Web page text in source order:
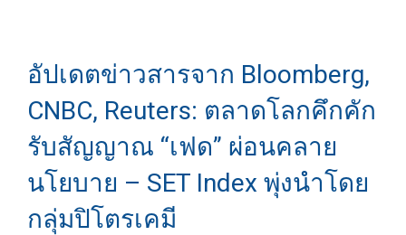
อัปเดตข่าวสารจาก Bloomberg,
CNBC, Reuters: ตลาดโลกคึกคัก
รับสัญญาณ “เฟด” ผ่อนคลาย
นโยบาย – SET Index พุ่งนำโดย
กลุ่มปิโตรเคมี